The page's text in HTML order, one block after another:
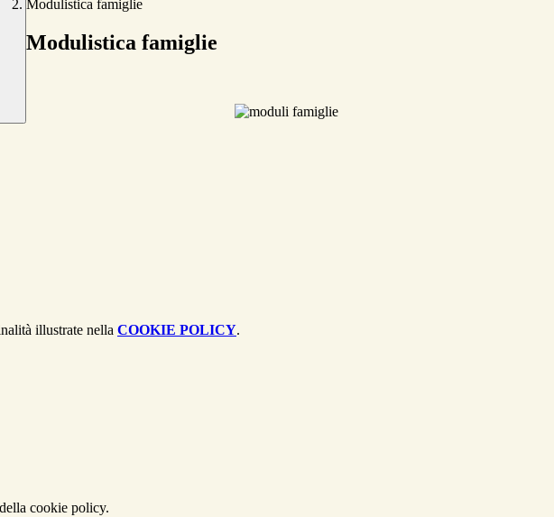
Modulistica famiglie
Modulistica famiglie
illustrate nella COOKIE POLICY.
cookie policy.